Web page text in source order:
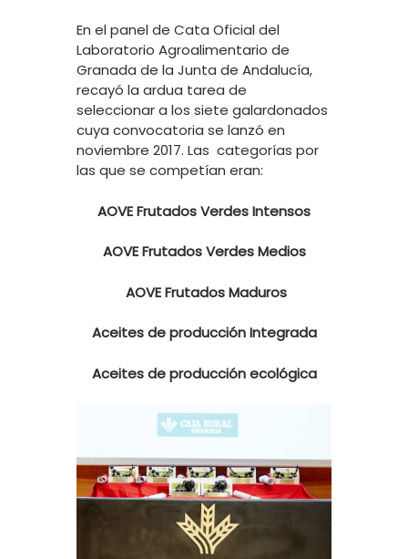
En el panel de Cata Oficial del
Laboratorio Agroalimentario de
Granada de la Junta de Andalucía,
recayó la ardua tarea de
seleccionar a los siete galardonados
cuya convocatoria se lanzó en
noviembre 2017. Las categorías por
las que se competían eran:
AOVE Frutados Verdes Intensos
AOVE Frutados Verdes Medios
AOVE Frutados Maduros
Aceites de producción Integrada
Aceites de producción ecológica